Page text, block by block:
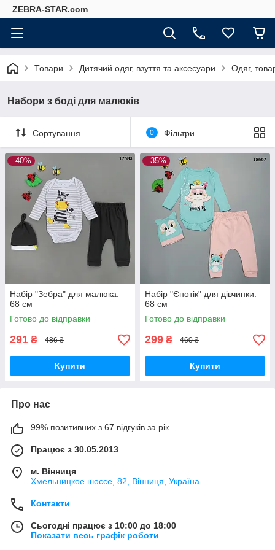
ZEBRA-STAR.com
Товари Дитячий одяг, взуття та аксесуари Одяг,
Набори з боді для малюків
Сортування 0 Фільтри
–40%
Набір "Зебра" для малюка.
68 см
Готово до відправки
291 ₴ 486 ₴
Купити
–35%
Набір "Єнотік" для дівчинки.
68 см
Готово до відправки
299 ₴ 460 ₴
Купити
Про нас
99% позитивних з 67 відгуків за рік
Працює з 30.05.2013
м. Вінниця
Хмельницкое шоссе, 82, Вінниця, Україна
Контакти
Сьогодні працює з 10:00 до 18:00
Показати весь графік роботи